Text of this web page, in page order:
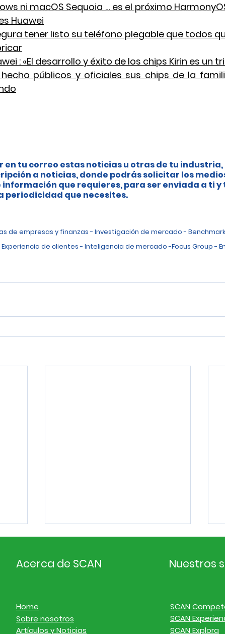
ni macOS Sequoia … es el próximo
Huawei
tener listo su teléfono plegable que todos
: «El desarrollo y éxito de los chips Kirin es un
públicos y oficiales sus chips de la
en tu correo estas noticias u otras de tu
a noticias, donde podrás solicitar los
información que requieres, para ser enviada a ti y
periodicidad que necesites.
de empresas y finanzas - Investigación de mercado -
de clientes - Inteligencia de mercado -Focus Group -
Inteligencia de
Acerca de SCAN
Home
Sobre nosotros
Artículos y Noticias
Nuestros
SCAN
SCAN
SCAN Explora